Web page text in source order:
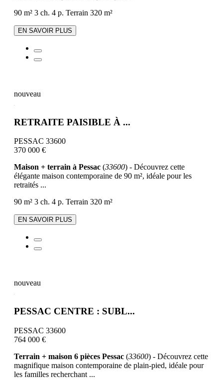
90 m² 3 ch. 4 p. Terrain 320 m²
EN SAVOIR PLUS
nouveau
RETRAITE PAISIBLE À ...
PESSAC 33600
370 000 €
Maison + terrain à Pessac (33600) - Découvrez cette
élégante maison contemporaine de 90 m², idéale pour les
retraités ...
90 m² 3 ch. 4 p. Terrain 320 m²
EN SAVOIR PLUS
nouveau
PESSAC CENTRE : SUBL...
PESSAC 33600
764 000 €
Terrain + maison 6 pièces Pessac (33600) - Découvrez cette
magnifique maison contemporaine de plain-pied, idéale pour
les familles recherchant ...